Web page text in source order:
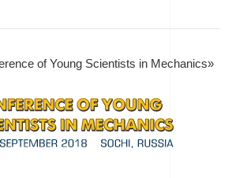
of Young Scientists in Mechanics»